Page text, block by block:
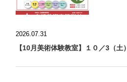
2026.07.31
【10月美術体験教室】１０／3（土）